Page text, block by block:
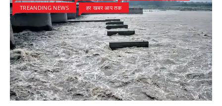
TREANDING NEWS
हर खबर आप तक